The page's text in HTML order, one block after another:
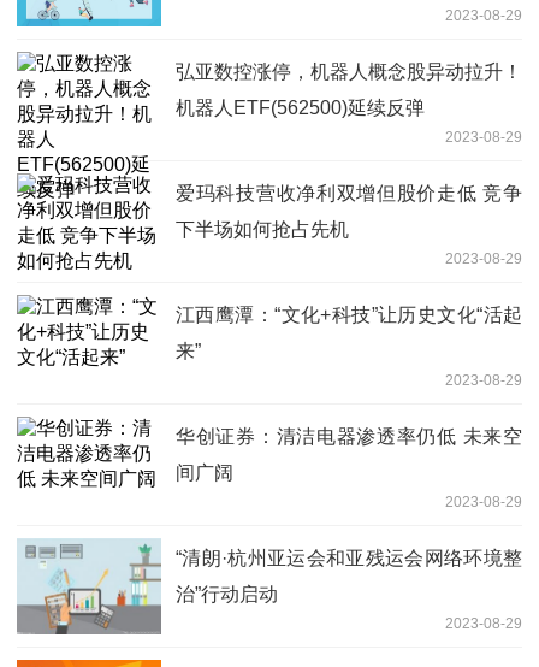
2023-08-29
弘亚数控涨停，机器人概念股异动拉升！
机器人ETF(562500)延续反弹
2023-08-29
爱玛科技营收净利双增但股价走低 竞争
下半场如何抢占先机
2023-08-29
江西鹰潭：“文化+科技”让历史文化“活起
来”
2023-08-29
华创证券：清洁电器渗透率仍低 未来空
间广阔
2023-08-29
“清朗·杭州亚运会和亚残运会网络环境整
治”行动启动
2023-08-29